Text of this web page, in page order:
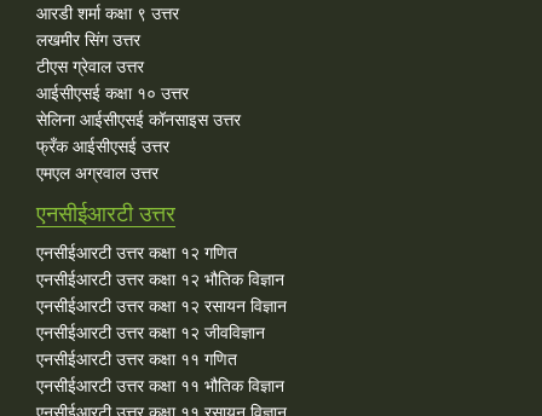
आरडी शर्मा कक्षा ९ उत्तर
लखमीर सिंग उत्तर
टीएस ग्रेवाल उत्तर
आईसीएसई कक्षा १० उत्तर
सेलिना आईसीएसई कॉनसाइस उत्तर
फ्रँक आईसीएसई उत्तर
एमएल अग्रवाल उत्तर
एनसीईआरटी उत्तर
एनसीईआरटी उत्तर कक्षा १२ गणित
एनसीईआरटी उत्तर कक्षा १२ भौतिक विज्ञान
एनसीईआरटी उत्तर कक्षा १२ रसायन विज्ञान
एनसीईआरटी उत्तर कक्षा १२ जीवविज्ञान
एनसीईआरटी उत्तर कक्षा ११ गणित
एनसीईआरटी उत्तर कक्षा ११ भौतिक विज्ञान